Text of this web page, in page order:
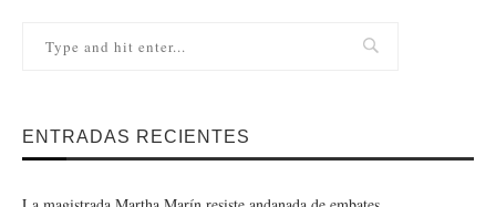
ENTRADAS RECIENTES